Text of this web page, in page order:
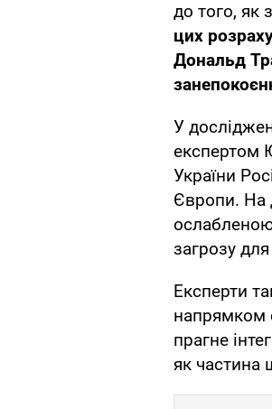
до того, як
цих
Дональд
У
експертом
України
Європи. На
загрозу
Експерти
напрямком
прагне
як частина